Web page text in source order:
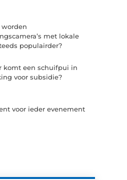
met lokale
populairder?
komt een schuifpui in
voor subsidie?
voor ieder evenement